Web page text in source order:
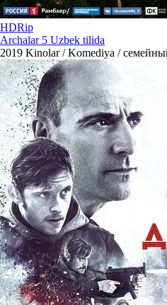
HDRip
Archalar 5 Uzbek tilida
2019 Kinolar / Komediya /